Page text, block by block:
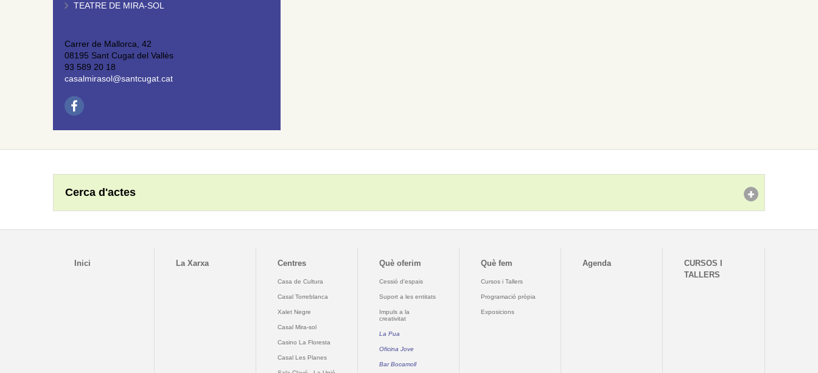
TEATRE DE MIRA-SOL
Carrer de Mallorca, 42
08195 Sant Cugat del Vallès
93 589 20 18
casalmirasol@santcugat.cat
Cerca d'actes
Inici La Xarxa Centres
Casa de Cultura
Casal Torreblanca
Xalet Negre
Casal Mira-sol
Casino La Floresta
Casal Les Planes
Què oferim
Cessió d'espais
Suport a les entitats
Impuls a la
creativitat
La Pua
Oficina Jove
Bar Bocamoll
Què fem
Cursos i Tallers
Programació pròpia
Exposicions
Agenda
CURSOS I
TALLERS